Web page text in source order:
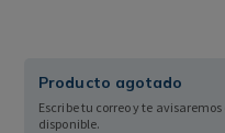
Producto agotado
Escribe tu correo y te
disponible.